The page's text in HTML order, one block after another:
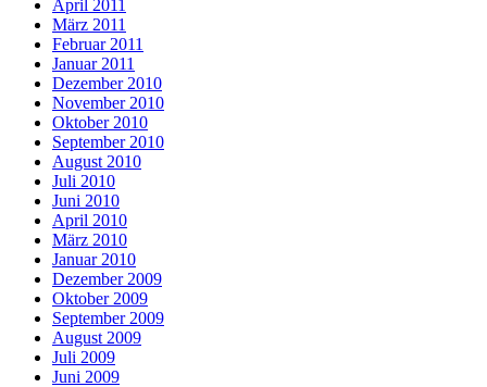
April 2011
März 2011
Februar 2011
Januar 2011
Dezember 2010
November 2010
Oktober 2010
September 2010
August 2010
Juli 2010
Juni 2010
April 2010
März 2010
Januar 2010
Dezember 2009
Oktober 2009
September 2009
August 2009
Juli 2009
Juni 2009